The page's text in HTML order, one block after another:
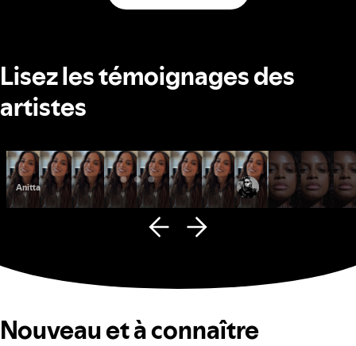
Lisez les témoignages des
artistes
Anitta Fana Hues
Nouveau et à connaître